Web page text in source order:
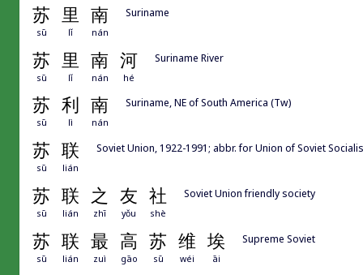
苏 里 南
sū lǐ nán
Suriname
苏 里 南 河
sū lǐ nán hé
Suriname River
苏 利 南
sū lì nán
Suriname, NE of South America (Tw)
苏 联
sū lián
Soviet Union, 1922-1991; abbr. for Union of Soviet
苏 联 之 友 社
sū lián zhī yǒu shè
Soviet Union friendly society
苏 联 最 高 苏 维 埃
sū lián zuì gāo sū wéi āi
Supreme Soviet